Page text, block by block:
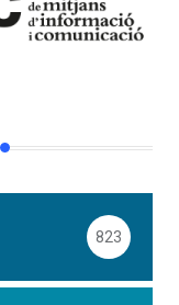
823